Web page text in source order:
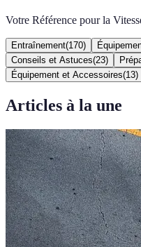
Votre Référence pour la
Entraînement(170)
Conseils et Astuces(23)
Équipement et Accessoires(13)
Articles à la une